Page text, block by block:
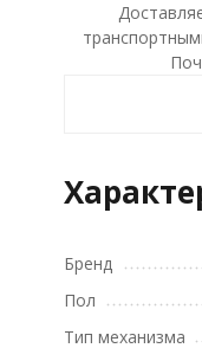
Бренд
Пол
Тип механизма